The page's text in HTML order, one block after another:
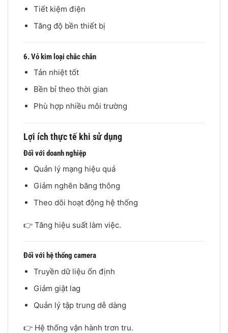
Tiết kiệm điện
Tăng độ bền thiết bị
6. Vỏ kim loại chắc chắn
Tản nhiệt tốt
Bền bỉ theo thời gian
Phù hợp nhiều môi trường
Lợi ích thực tế khi sử dụng
Đối với doanh nghiệp
Quản lý mạng hiệu quả
Giảm nghẽn băng thông
Theo dõi hoạt động hệ thống
👉 Tăng hiệu suất làm việc.
Đối với hệ thống camera
Truyền dữ liệu ổn định
Giảm giật lag
Quản lý tập trung dễ dàng
👉 Hệ thống vận hành trơn tru.